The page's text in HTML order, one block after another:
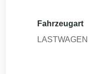
Fahrzeugart
LASTWAGEN